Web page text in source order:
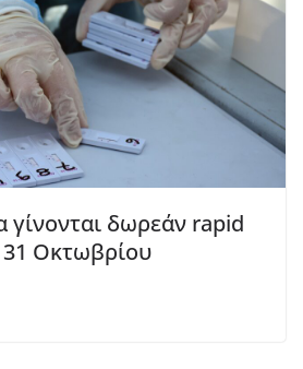
γίνονται δωρεάν rapid
Οκτωβρίου